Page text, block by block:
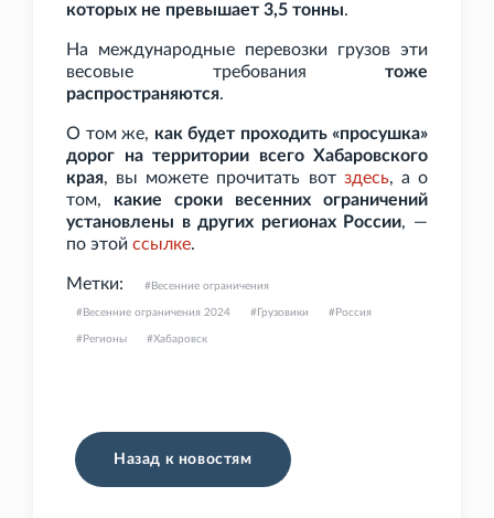
которых не превышает 3,5 тонны.
На международные перевозки грузов эти
весовые требования тоже
распространяются.
О том же, как будет проходить «просушка»
дорог на территории всего Хабаровского
края, вы можете прочитать вот здесь, а о
том, какие сроки весенних ограничений
установлены в других регионах России, —
по этой ссылке.
Метки: Весенние ограничения
Весенние ограничения 2024 Грузовики Россия
Регионы Хабаровск
Назад к новостям